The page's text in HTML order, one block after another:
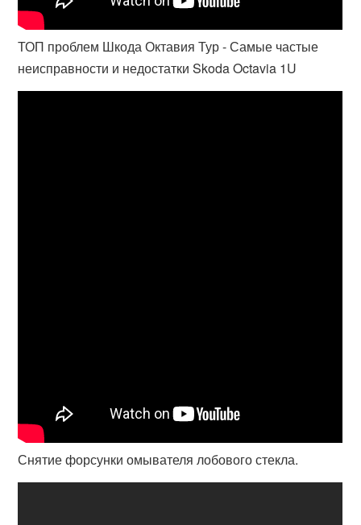
ТОП проблем Шкода Октавия Тур - Самые частые
неисправности и недостатки Skoda Octavia 1U
Снятие форсунки омывателя лобового стекла.